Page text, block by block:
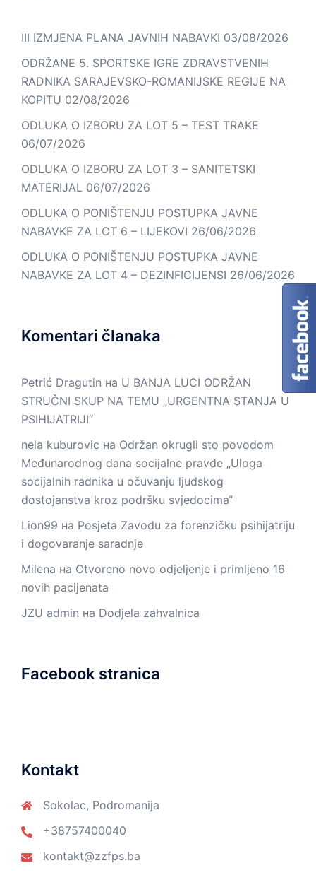
III IZMJENA PLANA JAVNIH NABAVKI 03/08/2026
ODRŽANE 5. SPORTSKE IGRE ZDRAVSTVENIH
RADNIKA SARAJEVSKO-ROMANIJSKE REGIJE NA
KOPITU 02/08/2026
ODLUKA O IZBORU ZA LOT 5 – TEST TRAKE
06/07/2026
ODLUKA O IZBORU ZA LOT 3 – SANITETSKI
MATERIJAL 06/07/2026
ODLUKA O PONIŠTENJU POSTUPKA JAVNE
NABAVKE ZA LOT 6 – LIJEKOVI 26/06/2026
ODLUKA O PONIŠTENJU POSTUPKA JAVNE
NABAVKE ZA LOT 4 – DEZINFICIJENSI 26/06/2026
Komentari članaka
Petrić Dragutin на U BANJA LUCI ODRŽAN
STRUČNI SKUP NA TEMU „URGENTNA STANJA U
PSIHIJATRIJI“
nela kuburovic на Održan okrugli sto povodom
Međunarodnog dana socijalne pravde „Uloga
socijalnih radnika u očuvanju ljudskog
dostojanstva kroz podršku svjedocima“
Lion99 на Posjeta Zavodu za forenzičku psihijatriju
i dogovaranje saradnje
Milena на Otvoreno novo odjeljenje i primljeno 16
novih pacijenata
JZU admin на Dodjela zahvalnica
Facebook stranica
Kontakt
Sokolac, Podromanija
+38757400040
kontakt@zzfps.ba